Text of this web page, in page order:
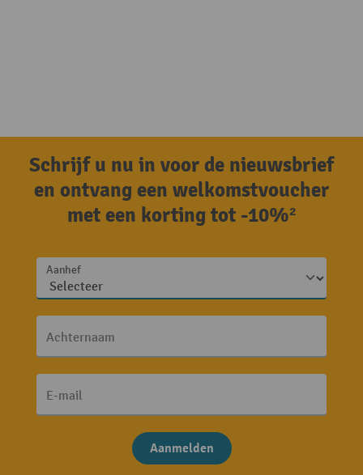
Schrijf u nu in voor de nieuwsbrief
en ontvang een welkomstvoucher
met een korting tot -10%²
Aanhef
Achternaam
E-mail
Aanmelden